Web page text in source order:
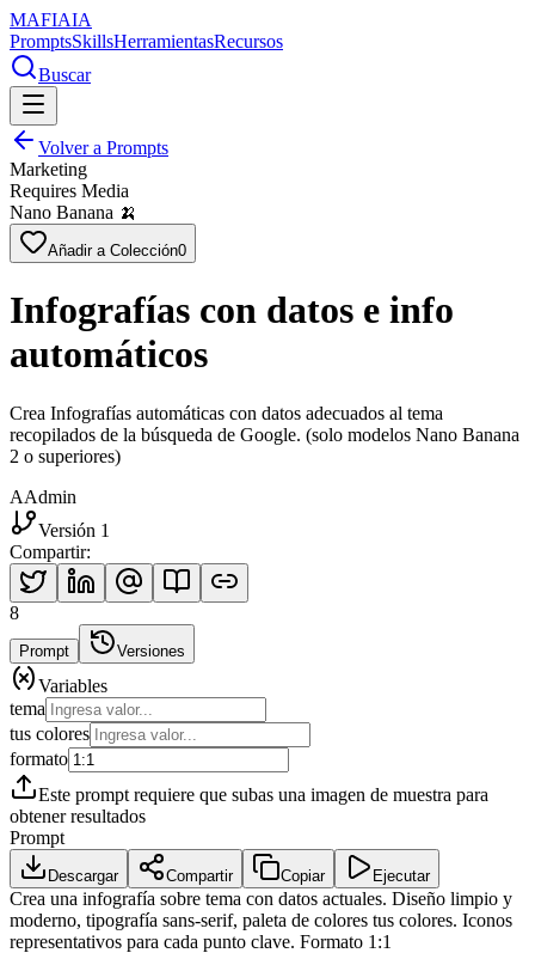
MAFIAIA
PromptsSkillsHerramientasRecursos
Buscar
Volver a Prompts
Marketing
Requires Media
Nano Banana 🍌
Añadir a Colección0
Infografías con datos e info
automáticos
Crea Infografías automáticas con datos adecuados al tema
recopilados de la búsqueda de Google. (solo modelos Nano Banana
2 o superiores)
AAdmin
Versión 1
Compartir:
8
Prompt Versiones
Variables
tema
tus colores
formato
Este prompt requiere que subas una imagen de muestra para
obtener resultados
Prompt
Descargar Compartir Copiar Ejecutar
Crea una infografía sobre tema con datos actuales. Diseño limpio y
moderno, tipografía sans-serif, paleta de colores tus colores. Iconos
representativos para cada punto clave. Formato 1:1